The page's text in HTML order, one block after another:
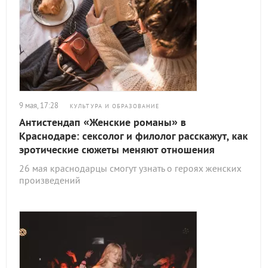
9 мая, 17:28 КУЛЬТУРА И ОБРАЗОВАНИЕ
Антистендап «Женские романы» в
Краснодаре: сексолог и филолог расскажут, как
эротические сюжеты меняют отношения
26 мая краснодарцы смогут узнать о героях женских
произведений